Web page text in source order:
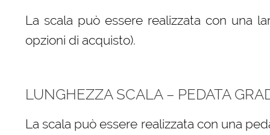
La scala può essere realizzata con una
opzioni di acquisto).
LUNGHEZZA SCALA – PEDATA
La scala può essere realizzata con una